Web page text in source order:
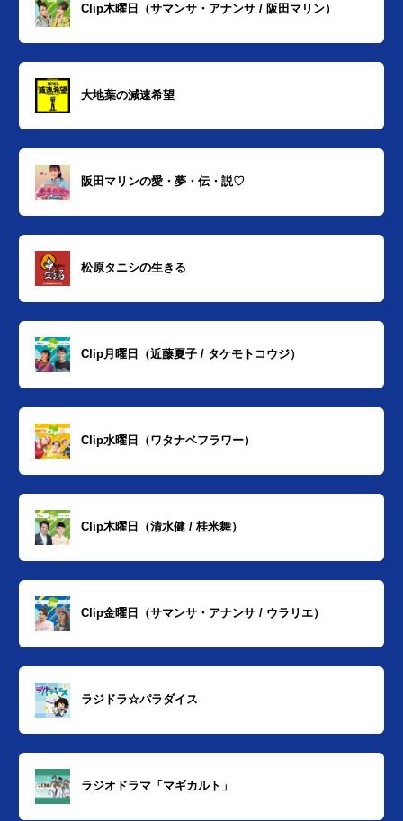
Clip木曜日（サマンサ・アナンサ / 阪田マリン）
大地葉の減速希望
阪田マリンの愛・夢・伝・説♡
松原タニシの生きる
Clip月曜日（近藤夏子 / タケモトコウジ）
Clip水曜日（ワタナベフラワー）
Clip木曜日（清水健 / 桂米舞）
Clip金曜日（サマンサ・アナンサ / ウラリエ）
ラジドラ☆パラダイス
ラジオドラマ「マギカルト」